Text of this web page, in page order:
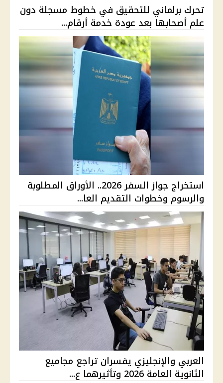
تحرك برلماني للتحقيق في خطوط مسجلة دون
علم أصحابها بعد عودة خدمة أرقام...
استخراج جواز السفر 2026.. الأوراق المطلوبة
والرسوم وخطوات التقديم العا...
العربي والإنجليزي يفسران تراجع مجاميع
الثانوية العامة 2026 وتأثيرهما ع...